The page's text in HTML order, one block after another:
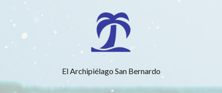
El Archipiélago San Bernardo